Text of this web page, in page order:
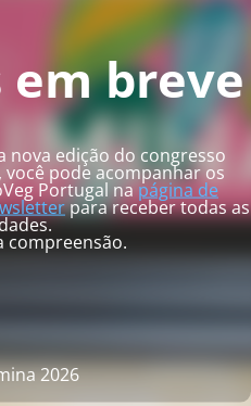
breve
nova edição do congresso
pode acompanhar os
Portugal napágina de
para receber todas as
compreensão.
2026